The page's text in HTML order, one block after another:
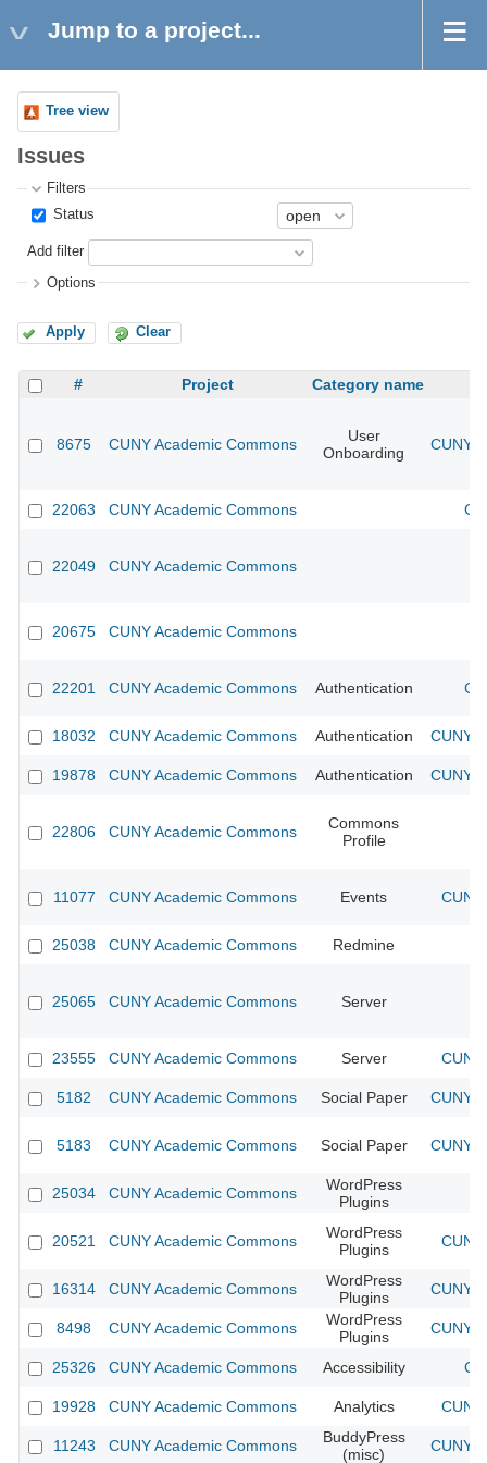
Jump to a project...
Tree view
Issues
Filters
Status
Add filter
Options
Apply Clear
# Project Category name
8675 CUNY Academic Commons
User
Onboarding
CUNY
22063 CUNY Academic Commons
22049 CUNY Academic Commons
20675 CUNY Academic Commons
22201 CUNY Academic Commons Authentication
18032 CUNY Academic Commons Authentication CUNY
19878 CUNY Academic Commons Authentication CUNY
22806 CUNY Academic Commons
Commons
Profile
11077 CUNY Academic Commons Events
25038 CUNY Academic Commons Redmine
25065 CUNY Academic Commons Server
23555 CUNY Academic Commons Server
5182 CUNY Academic Commons Social Paper CUNY
5183 CUNY Academic Commons Social Paper CUNY
25034 CUNY Academic Commons
WordPress
Plugins
20521 CUNY Academic Commons
WordPress
Plugins
16314 CUNY Academic Commons
WordPress
Plugins
CUNY
8498 CUNY Academic Commons
WordPress
Plugins
CUNY
25326 CUNY Academic Commons Accessibility
19928 CUNY Academic Commons Analytics
11243 CUNY Academic Commons
BuddyPress
(misc)
CUNY